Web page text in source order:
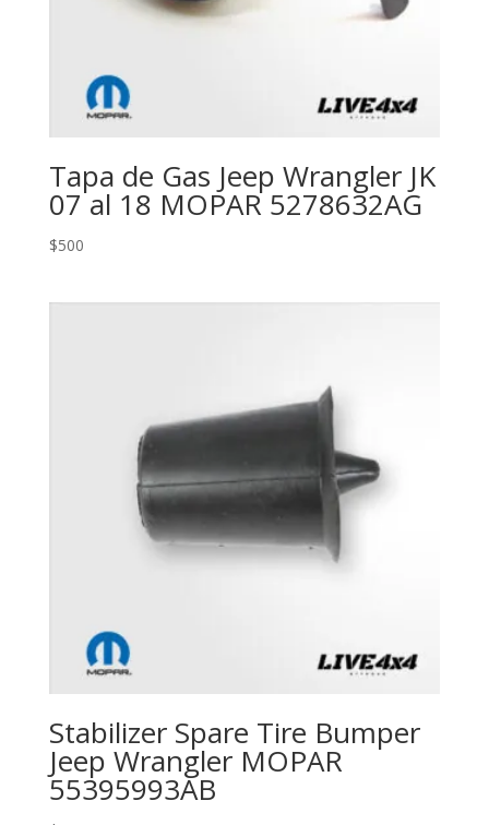
Tapa de Gas Jeep Wrangler JK
07 al 18 MOPAR 5278632AG
$500
Stabilizer Spare Tire Bumper
Jeep Wrangler MOPAR
55395993AB